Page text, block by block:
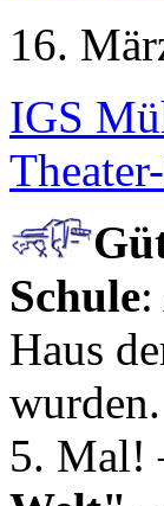
16.
IGS
Schule
Haus
5. Mal!